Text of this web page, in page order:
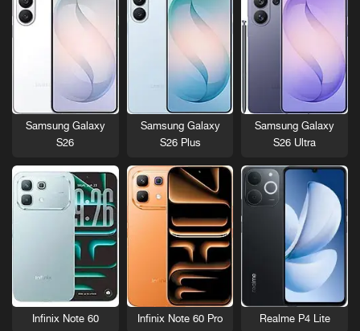
Samsung Galaxy
S26 Ultra
Samsung Galaxy
S26 Plus
Samsung Galaxy
S26
Realme P4 Lite
Infinix Note 60 Pro
Infinix Note 60